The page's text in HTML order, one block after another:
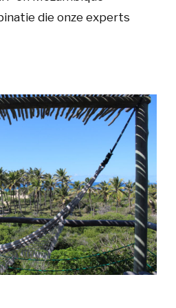
die onze experts